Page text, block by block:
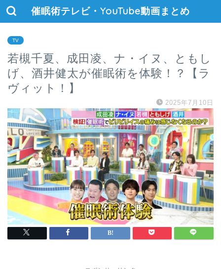
催眠術テレビ・YouTube動画まとめ
TV
若槻千夏、成田凌、ナ・イヌ、ともし
げ、酒井健太が催眠術を体験！？【ラ
ヴィット！】
2025年7月10日